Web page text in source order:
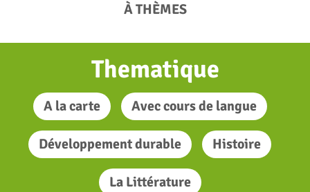
À THÈMES
Thematique
A la carte Avec cours de langue
Développement durable Histoire
La Littérature